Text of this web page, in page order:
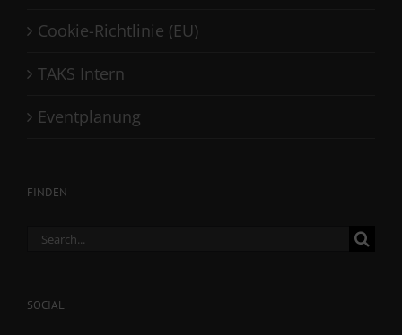
Cookie-Richtlinie (EU)
TAKS Intern
Eventplanung
FINDEN
Search
SOCIAL